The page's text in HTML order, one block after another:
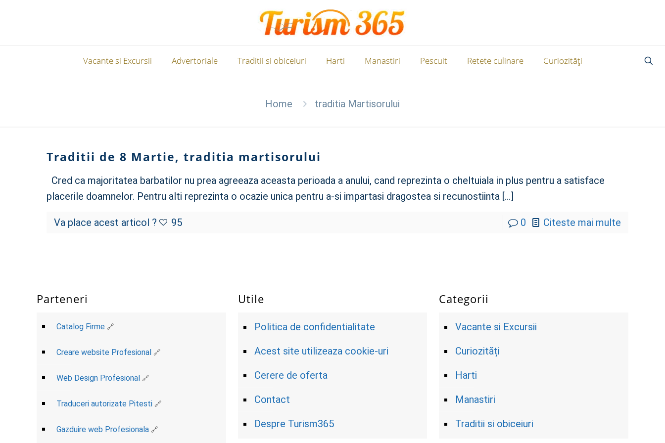
Vacante si Excursii Advertoriale Traditii si obiceiuri Harti Manastiri Pescuit Retete culinare Curiozități
Home traditia Martisorului
Traditii de 8 Martie, traditia martisorului
Cred ca majoritatea barbatilor nu prea agreeaza aceasta perioada a anului, cand reprezinta o cheltuiala in plus pentru a satisface
placerile doamnelor. Pentru alti reprezinta o ocazie unica pentru a-si impartasi dragostea si recunostiinta […]
Va place acest articol ? 95 0 Citeste mai multe
Parteneri
Catalog Firme
Creare website Profesional
Web Design Profesional
Traduceri autorizate Pitesti
Gazduire web Profesionala
Utile
Politica de confidentialitate
Acest site utilizeaza cookie-uri
Cerere de oferta
Contact
Despre Turism365
Categorii
Vacante si Excursii
Curiozități
Harti
Manastiri
Traditii si obiceiuri